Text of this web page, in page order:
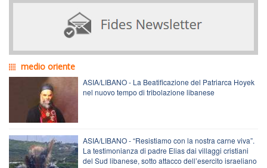
medio oriente
ASIA/LIBANO - La Beatificazione del Patriarca Hoyek
nel nuovo tempo di tribolazione libanese
ASIA/LIBANO - “Resistiamo con la nostra carne viva”.
La testimonianza di padre Elias dai villaggi cristiani
del Sud libanese, sotto attacco dell’esercito israeliano